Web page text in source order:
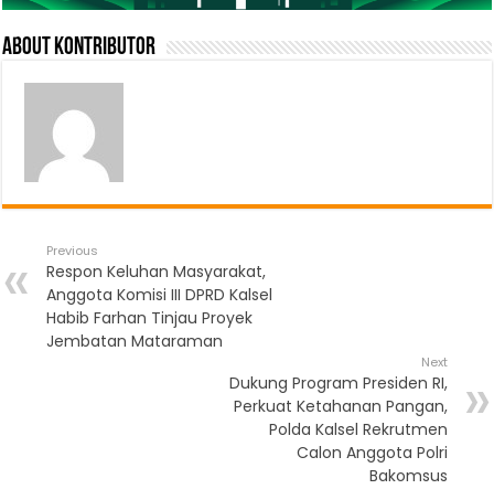
About Kontributor
Previous
Respon Keluhan Masyarakat,
Anggota Komisi III DPRD Kalsel
Habib Farhan Tinjau Proyek
Jembatan Mataraman
Next
Dukung Program Presiden RI,
Perkuat Ketahanan Pangan,
Polda Kalsel Rekrutmen
Calon Anggota Polri
Bakomsus